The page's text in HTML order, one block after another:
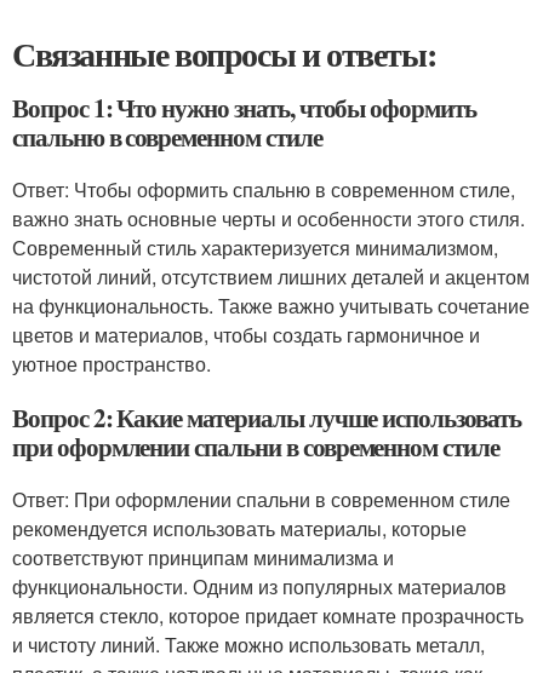
Связанные вопросы и ответы:
Вопрос 1: Что нужно знать, чтобы оформить
спальню в современном стиле
Ответ: Чтобы оформить спальню в современном стиле,
важно знать основные черты и особенности этого стиля.
Современный стиль характеризуется минимализмом,
чистотой линий, отсутствием лишних деталей и акцентом
на функциональность. Также важно учитывать сочетание
цветов и материалов, чтобы создать гармоничное и
уютное пространство.
Вопрос 2: Какие материалы лучше использовать
при оформлении спальни в современном стиле
Ответ: При оформлении спальни в современном стиле
рекомендуется использовать материалы, которые
соответствуют принципам минимализма и
функциональности. Одним из популярных материалов
является стекло, которое придает комнате прозрачность
и чистоту линий. Также можно использовать металл,